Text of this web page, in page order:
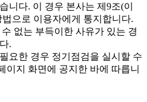
니다. 이 경우 본사는 제9조(이
으로 이용자에게 통지합니다.
없는 부득이한 사유가 있는 경
.
요한 경우 정기점검을 실시할 수
이지 화면에 공지한 바에 따릅니